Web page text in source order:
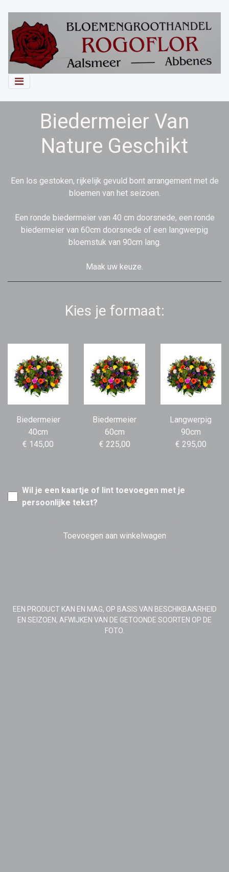
Biedermeier Van
Nature Geschikt
Een los gestoken, rijkelijk gevuld bont arrangement met de
bloemen van het seizoen.
Een ronde biedermeier van 40 cm doorsnede, een ronde
biedermeier van 60cm doorsnede of een langwerpig
bloemstuk van 90cm lang.
Maak uw keuze.
Kies je formaat:
Biedermeier
40cm
€ 145,00
Biedermeier
60cm
€ 225,00
Langwerpig
90cm
€ 295,00
Wil je een kaartje of lint toevoegen met je
persoonlijke tekst?
Toevoegen aan winkelwagen
EEN PRODUCT KAN EN MAG, OP BASIS VAN BESCHIKBAARHEID
EN SEIZOEN, AFWIJKEN VAN DE GETOONDE SOORTEN OP DE
FOTO.